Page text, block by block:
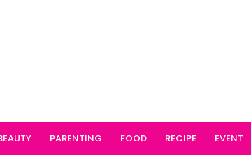
PARENTING FOOD RECIPE EVENT